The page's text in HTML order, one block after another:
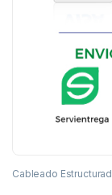
Cableado